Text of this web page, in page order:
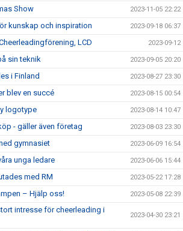
Show 2023-11-05 22:22
kunskap och inspiration 2023-09-18 06:37
LCD 2023-09-12
sin teknik 2023-09-05 20:20
i Finland 2023-08-27 23:30
blev en succé 2023-08-15 00:54
logotype 2023-08-14 10:47
- gäller även företag 2023-08-03 23:30
gymnasiet 2023-06-09 16:54
unga ledare 2023-06-06 15:44
med RM 2023-05-22 17:28
– Hjälp oss! 2023-05-08 22:39
intresse för cheerleading i
2023-04-30 23:21